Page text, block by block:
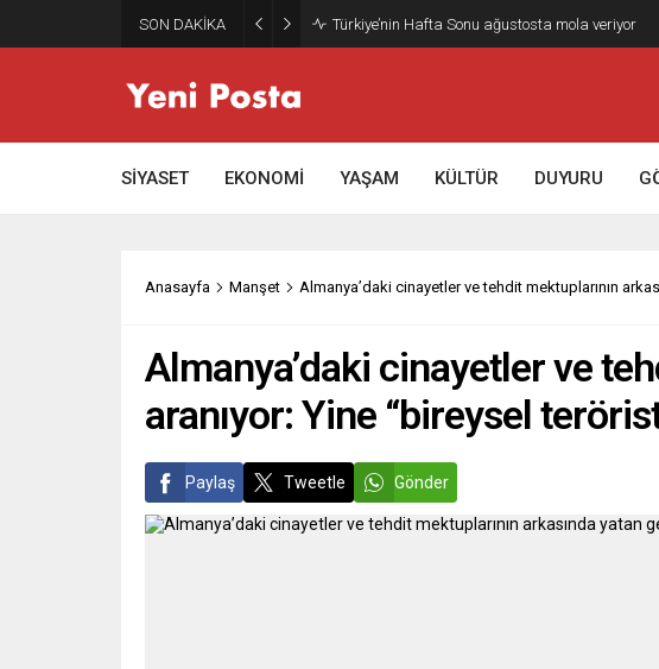
SON DAKİKA Gazze’nin geleceği: Teknokratik kontrol mü,
SİYASET EKONOMİ YAŞAM KÜLTÜR DUYURU
Anasayfa Manşet Almanya’daki cinayetler ve tehdit mektuplarının
Almanya’daki cinayetler ve
aranıyor: Yine “bireysel
Paylaş Tweetle Gönder